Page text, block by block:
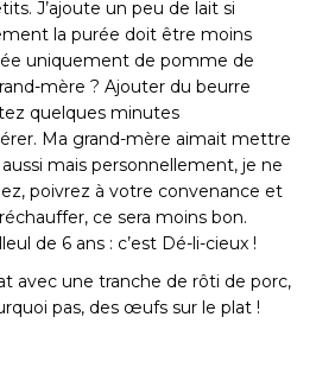
J’ajoute un peu de lait si
la purée doit être moins
uniquement de pomme de
mère ? Ajouter du beurre
quelques minutes
Ma grand-mère aimait mettre
mais personnellement, je ne
poivrez à votre convenance et
ce sera moins bon.
de 6 ans : c’est Dé-li-cieux !
avec une tranche de rôti de porc,
pas, des œufs sur le plat !